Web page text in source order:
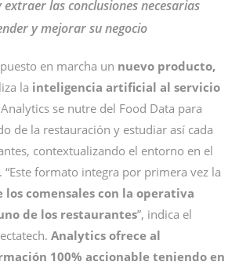
las conclusiones necesarias
y mejorar su negocio
en marcha un nuevo producto,
la inteligencia artificial al servicio
se nutre del Food Data para
de la restauración y estudiar así cada
contextualizando el entorno en el
“Este formato integra por primera vez la
comensales con la operativa
de los restaurantes”, indica el
Analytics ofrece al
100% accionable teniendo en